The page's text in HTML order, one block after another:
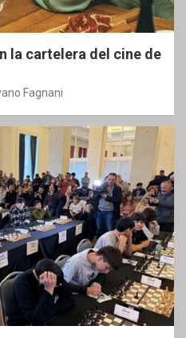
la cartelera del cine de
Fagnani